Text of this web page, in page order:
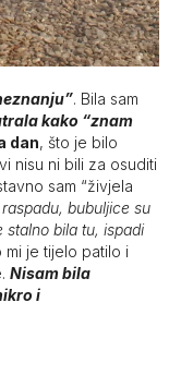
. Bila sam
kako “znam
dan, što je bilo
nisu ni bili za osuditi
sam “živjela
bubuljice su
stalno bila tu, ispadi
mi je tijelo patilo i
Nisam bila
i